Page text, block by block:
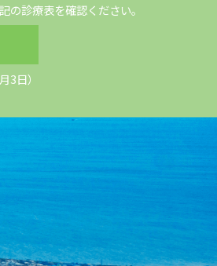
の診療表を確認ください。
3日）